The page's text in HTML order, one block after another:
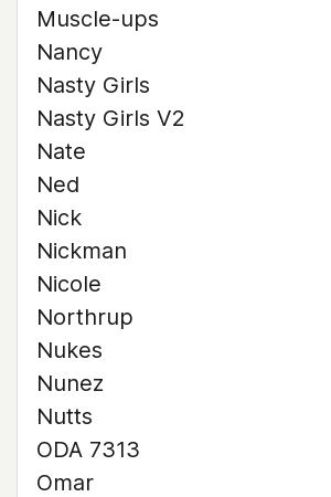
Muscle-ups
Nancy
Nasty Girls
Nasty Girls V2
Nate
Ned
Nick
Nickman
Nicole
Northrup
Nukes
Nunez
Nutts
ODA 7313
Omar